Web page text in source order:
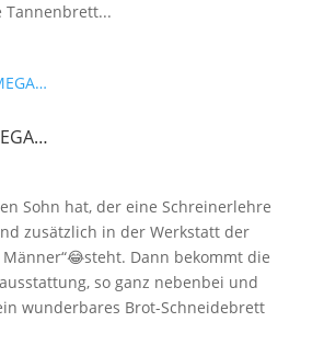
Tannenbrett...
Sohn hat, der eine Schreinerlehre
zusätzlich in der Werkstatt der
Dann bekommt die
so ganz nebenbei und
wunderbares Brot-Schneidebrett